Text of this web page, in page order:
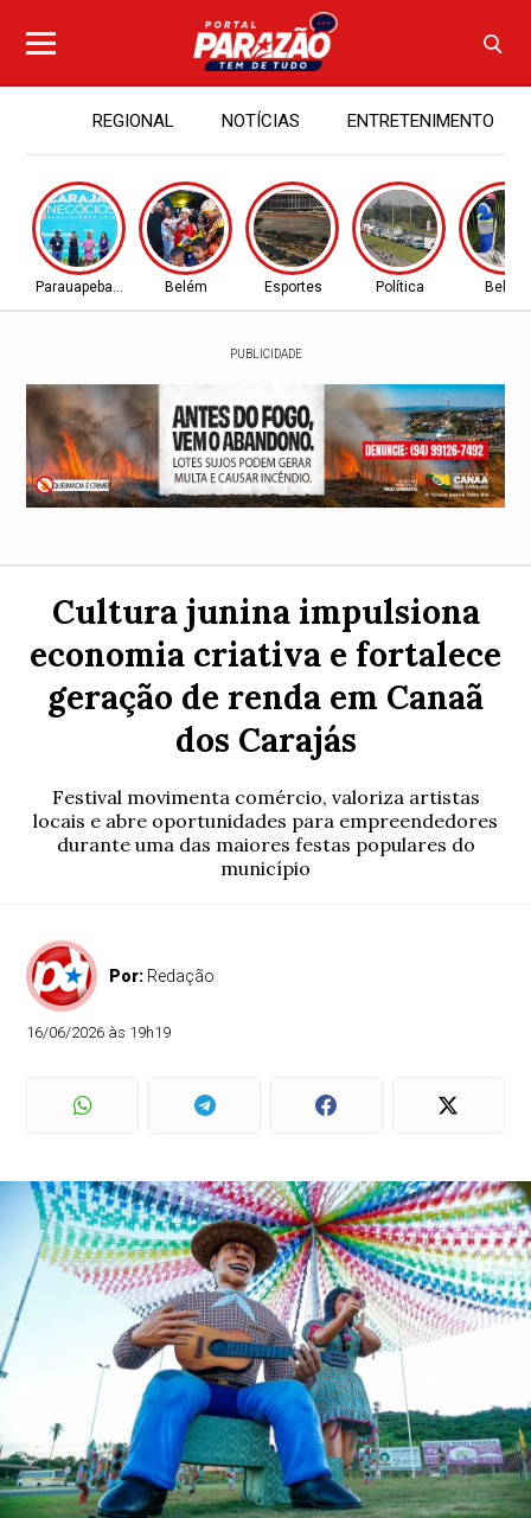
REGIONAL NOTÍCIAS ENTRETENIMENTO
Parauapebas - PA Belém Esportes Política Belém
PUBLICIDADE
Cultura junina impulsiona
economia criativa e fortalece
geração de renda em Canaã
dos Carajás
Festival movimenta comércio, valoriza artistas
locais e abre oportunidades para empreendedores
durante uma das maiores festas populares do
município
Por: Redação
16/06/2026 às 19h19